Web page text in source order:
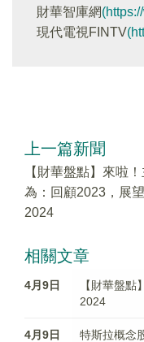
財華智庫網
現代電視FINTV
上一篇新聞
【財華盤點】來啦
為：回顧2023，展望
2024
相關文章
4月9日
【財華盤
2024
4月9日 特斯拉概念